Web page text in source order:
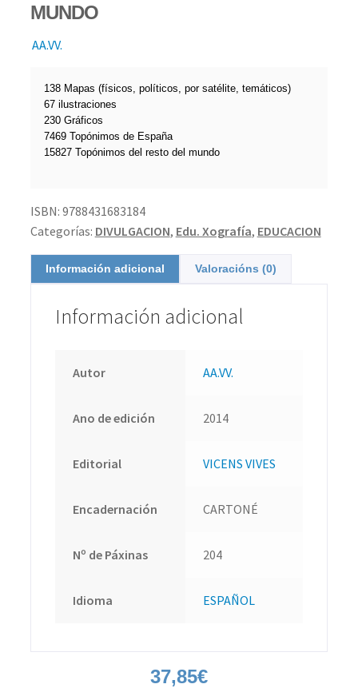
MUNDO
AA.VV.
138 Mapas (físicos, políticos, por satélite, temáticos)
67 ilustraciones
230 Gráficos
7469 Topónimos de España
15827 Topónimos del resto del mundo
ISBN: 9788431683184
Categorías: DIVULGACION, Edu. Xografía, EDUCACION
Información adicional Valoracións (0)
Información adicional
Autor AA.VV.
Ano de edición 2014
Editorial VICENS VIVES
Encadernación CARTONÉ
Nº de Páxinas 204
Idioma ESPAÑOL
37,85€